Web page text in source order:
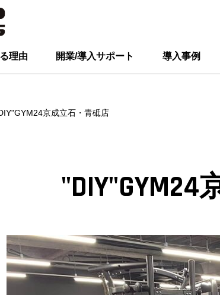
理由 開業/導入サポート 導入事例
京成立石・青砥店